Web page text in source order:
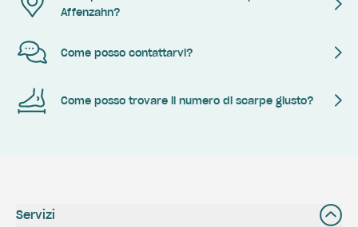
Affenzahn?
Come posso contattarvi?
Come posso trovare il numero di scarpe giusto?
Servizi